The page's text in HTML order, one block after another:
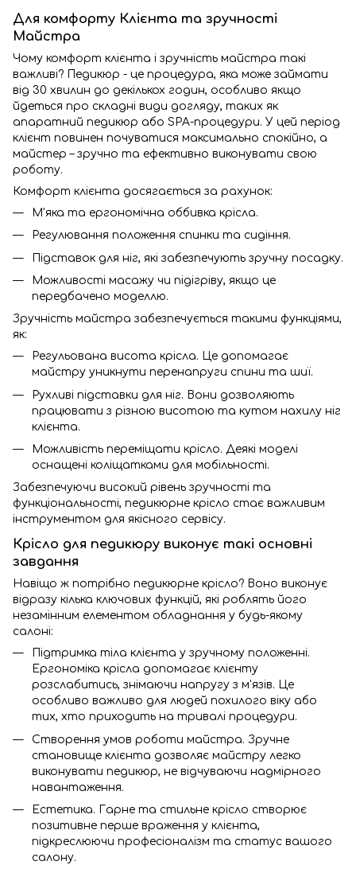
Для комфорту Клієнта та зручності
Майстра
Чому комфорт клієнта і зручність майстра такі
важливі? Педикюр - це процедура, яка може займати
від 30 хвилин до декількох годин, особливо якщо
йдеться про складні види догляду, таких як
апаратний педикюр або SPA-процедури. У цей період
клієнт повинен почуватися максимально спокійно, а
майстер – зручно та ефективно виконувати свою
роботу.
Комфорт клієнта досягається за рахунок:
М'яка та ергономічна оббивка крісла.
Регулювання положення спинки та сидіння.
Підставок для ніг, які забезпечують зручну посадку.
Можливості масажу чи підігріву, якщо це
передбачено моделлю.
Зручність майстра забезпечується такими функціями,
як:
Регульована висота крісла. Це допомагає
майстру уникнути перенапруги спини та шиї.
Рухливі підставки для ніг. Вони дозволяють
працювати з різною висотою та кутом нахилу ніг
клієнта.
Можливість переміщати крісло. Деякі моделі
оснащені коліщатками для мобільності.
Забезпечуючи високий рівень зручності та
функціональності, педикюрне крісло стає важливим
інструментом для якісного сервісу.
Крісло для педикюру виконує такі основні
завдання
Навіщо ж потрібно педикюрне крісло? Воно виконує
відразу кілька ключових функцій, які роблять його
незамінним елементом обладнання у будь-якому
салоні:
Підтримка тіла клієнта у зручному положенні.
Ергономіка крісла допомагає клієнту
розслабитись, знімаючи напругу з м'язів. Це
особливо важливо для людей похилого віку або
тих, хто приходить на тривалі процедури.
Створення умов роботи майстра. Зручне
становище клієнта дозволяє майстру легко
виконувати педикюр, не відчуваючи надмірного
навантаження.
Естетика. Гарне та стильне крісло створює
позитивне перше враження у клієнта,
підкреслюючи професіоналізм та статус вашого
салону.